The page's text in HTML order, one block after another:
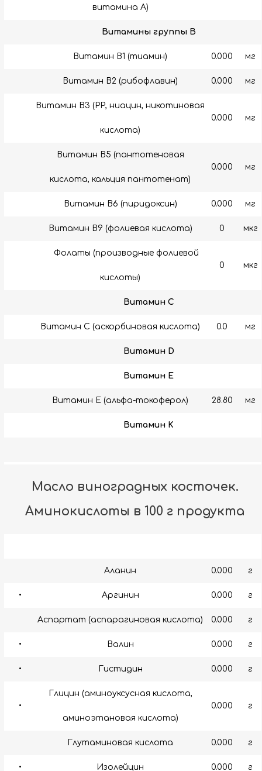
витамина А)
Витамины группы B
Витамин B1 (тиамин) 0.000 мг
Витамин B2 (рибофлавин) 0.000 мг
Витамин B3 (РР, ниацин, никотиновая
кислота)
0.000 мг
Витамин B5 (пантотеновая
кислота, кальция пантотенат)
0.000 мг
Витамин B6 (пиридоксин) 0.000 мг
Витамин В9 (фолиевая кислота) 0 мкг
Фолаты (производные фолиевой
кислоты)
0 мкг
Витамин C
Витамин C (аскорбиновая кислота) 0.0 мг
Витамин D
Витамин E
Витамин E (альфа-токоферол) 28.80 мг
Витамин K
Масло виноградных косточек.
Аминокислоты в 100 г продукта
Аланин 0.000 г
• Аргинин 0.000 г
Аспартат (аспарагиновая кислота) 0.000 г
• Валин 0.000 г
• Гистидин 0.000 г
•
Глицин (аминоуксусная кислота,
аминоэтановая кислота)
0.000 г
Глутаминовая кислота 0.000 г
• Изолейцин 0.000 г